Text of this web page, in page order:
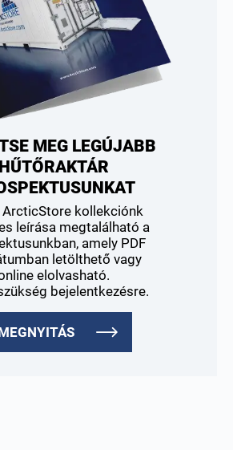
MEG LEGÚJABB
HŰTŐRAKTÁR
ArcticStore kollekciónk
leírása megtalálható a
amely PDF
letölthető vagy
elolvasható.
bejelentkezésre.